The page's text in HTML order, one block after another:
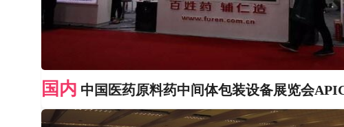
国内 中国医药原料药中间体包装设备展览会